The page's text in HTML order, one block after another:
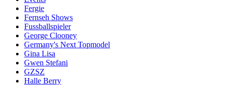
Fergie
Fernseh Shows
Fussballspieler
George Clooney
Germany's Next Topmodel
Gina Lisa
Gwen Stefani
GZSZ
Halle Berry